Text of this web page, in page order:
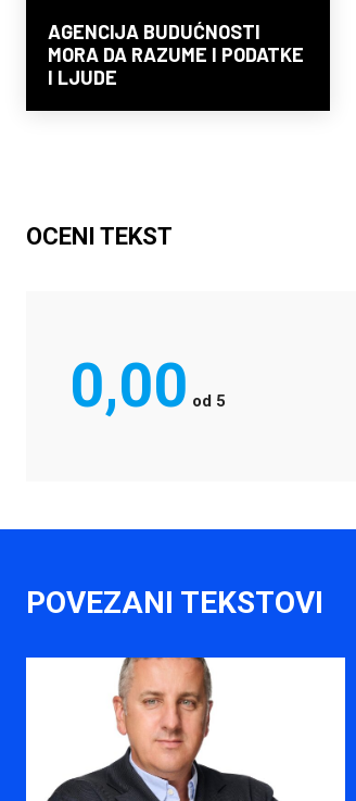
AGENCIJA BUDUĆNOSTI
MORA DA RAZUME I PODATKE
I LJUDE
OCENI TEKST
0,00 od 5
POVEZANI TEKSTOVI